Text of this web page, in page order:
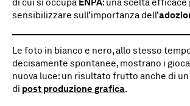
di cui si occupa ENPA: una scelta efficace
sensibilizzare sull’importanza dell’
Le foto in bianco e nero, allo stesso
decisamente spontanee, mostrano i
nuova luce: un risultato frutto anche di
di post produzione grafica.